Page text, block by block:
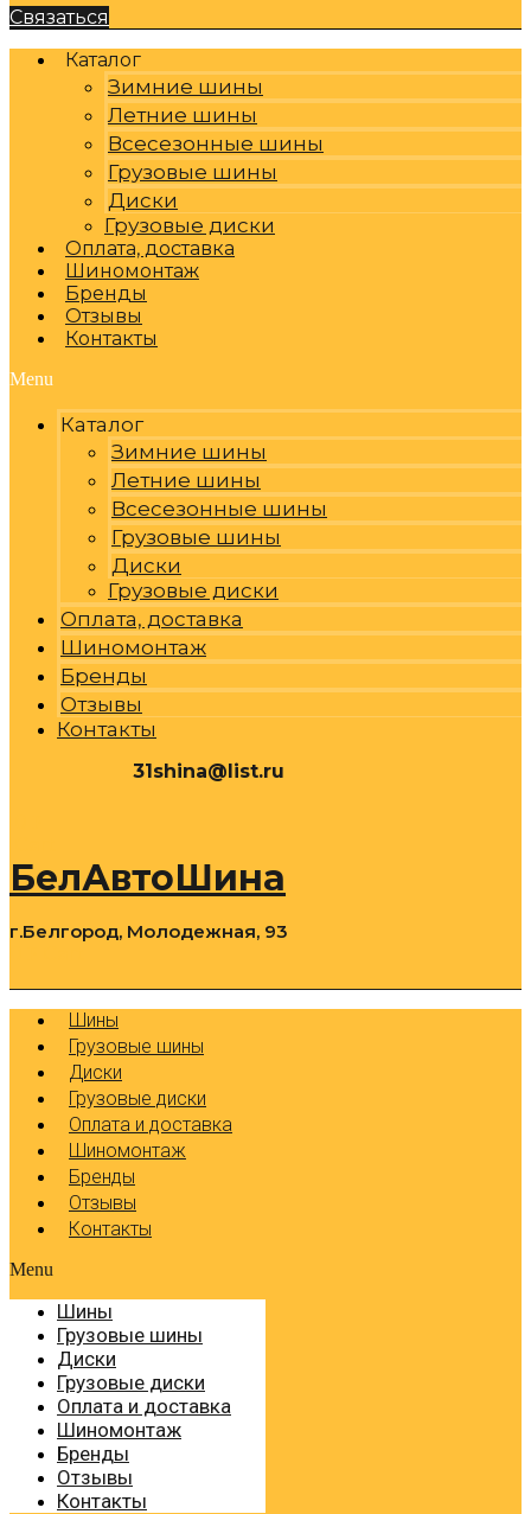
Связаться
Каталог
Зимние шины
Летние шины
Всесезонные шины
Грузовые шины
Диски
Грузовые диски
Оплата, доставка
Шиномонтаж
Бренды
Отзывы
Контакты
Menu
Каталог
Зимние шины
Летние шины
Всесезонные шины
Грузовые шины
Диски
Грузовые диски
Оплата, доставка
Шиномонтаж
Бренды
Отзывы
Контакты
31shina@list.ru
БелАвтоШина
г.Белгород, Молодежная, 93
Шины
Грузовые шины
Диски
Грузовые диски
Оплата и доставка
Шиномонтаж
Бренды
Отзывы
Контакты
Menu
Шины
Грузовые шины
Диски
Грузовые диски
Оплата и доставка
Шиномонтаж
Бренды
Отзывы
Контакты